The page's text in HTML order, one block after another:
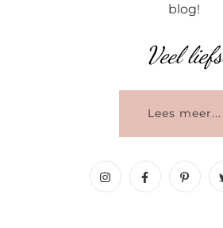
blog!
Veel liefs
Lees meer...